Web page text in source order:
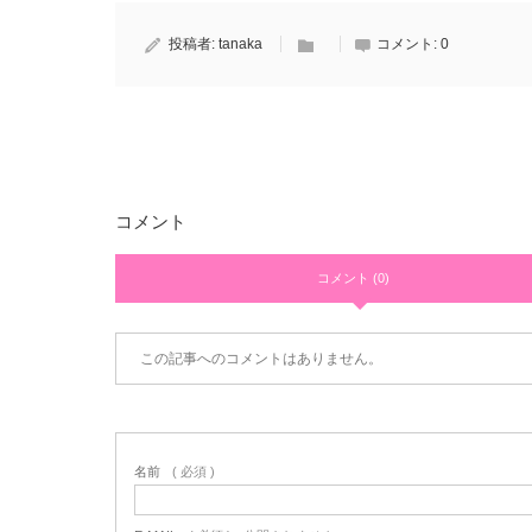
投稿者: tanaka コメント: 0
コメント
コメント (0)
この記事へのコメントはありません。
名前 ( 必須 )